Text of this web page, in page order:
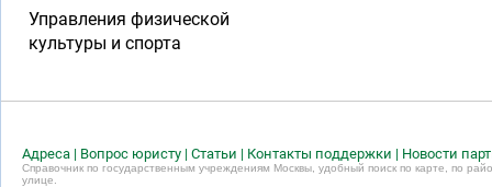
Управления физической
культуры и спорта
Адреса | Вопрос юристу | Статьи | Контакты поддержки | Новости
Справочник по государственным учреждениям Москвы, удобный поиск по карте, по
улице.